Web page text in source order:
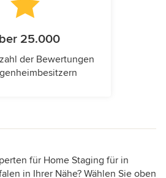
25.000
der Bewertungen
für Home Staging für in
in Ihrer Nähe? Wählen Sie oben